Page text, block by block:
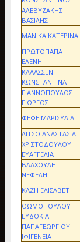
ΑΛΕΒΥΖΑΚΗΣ
ΒΑΣΙΛΗΣ
ΜΑΝΙΚΑ ΚΑΤΕΡΙΝΑ
ΠΡΩΤΟΠΑΠΑ
ΕΛΕΝΗ
ΚΛΑΑΣΣΕΝ
ΚΩΝΣΤΑΝΤΙΝΑ
ΓΙΑΝΝΟΠΟΥΛΟΣ
ΓΙΩΡΓΟΣ
ΦΕΦΕ ΜΑΡΙΣΥΛΙΑ
ΛΙΤΣΟ ΑΝΑΣΤΑΣΙΑ
ΧΡΙΣΤΟΔΟΥΛΟΥ
ΕΥΑΓΓΕΛΙΑ
ΒΛΑΧΟΥΛΗ
ΝΕΦΕΛΗ
ΚΑΖΗ ΕΛΙΣΑΒΕΤ
ΘΩΜΟΠΟΥΛΟΥ
ΕΥΔΟΚΙΑ
ΠΑΠΑΓΕΩΡΓΙΟΥ
ΙΦΙΓΕΝΕΙΑ